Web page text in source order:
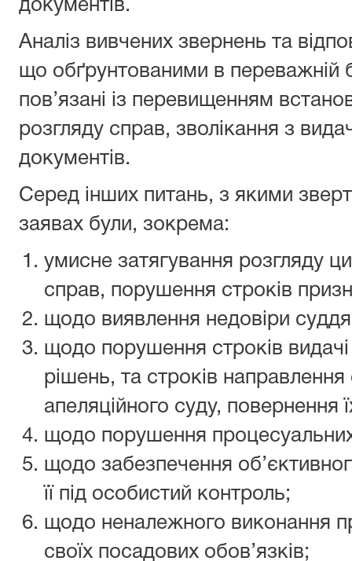
документів.
Аналіз вивчених звернень та
що обґрунтованими в переважній
пов’язані із перевищенням
розгляду справ, зволікання з
документів.
Серед інших питань, з якими
заявах були, зокрема:
умисне затягування розгляду
справ, порушення строків
щодо виявлення недовіри
щодо порушення строків
рішень, та строків
апеляційного суду, повернення
щодо порушення
щодо забезпечення
її під особистий контроль;
щодо неналежного виконання
своїх посадових обов’язків;